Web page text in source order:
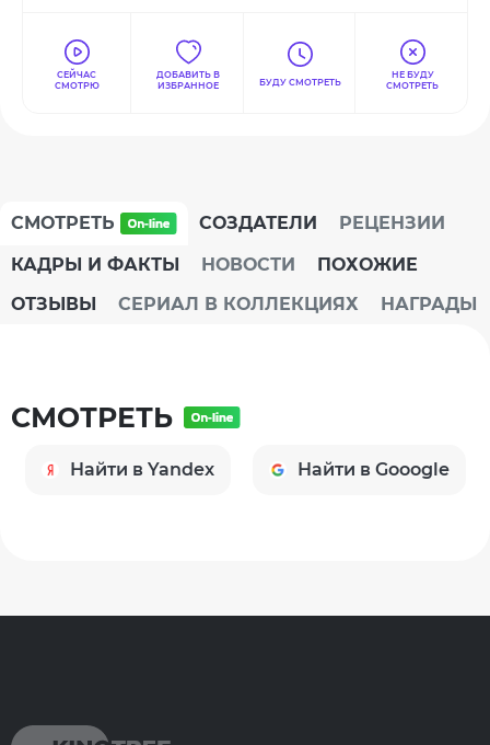
СЕЙЧАС
СМОТРЮ
ДОБАВИТЬ В
ИЗБРАННОЕ
БУДУ СМОТРЕТЬ
НЕ БУДУ
СМОТРЕТЬ
СМОТРЕТЬ СОЗДАТЕЛИ
РЕЦЕНЗИИ
КАДРЫ И ФАКТЫ
НОВОСТИ
ПОХОЖИЕ
ОТЗЫВЫ
СЕРИАЛ В КОЛЛЕКЦИЯХ НАГРАДЫ
СМОТРЕТЬ
Найти в Yandex Найти в Gooogle